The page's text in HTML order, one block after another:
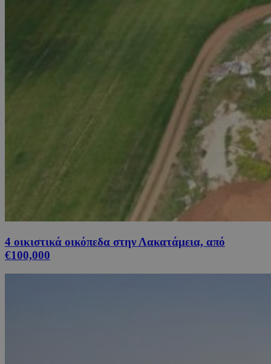
4 οικιστικά οικόπεδα στην Λακατάμεια, από
€100,000